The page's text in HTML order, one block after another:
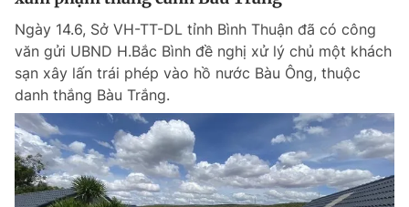
Ngày 14.6, Sở VH-TT-DL tỉnh Bình Thuận đã có công
văn gửi UBND H.Bắc Bình đề nghị xử lý chủ một khách
sạn xây lấn trái phép vào hồ nước Bàu Ông, thuộc
danh thắng Bàu Trắng.